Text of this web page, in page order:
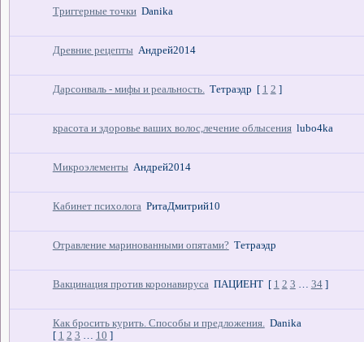
Триггерные точки Danika
Древние рецепты Андрей2014
Дарсонваль - мифы и реальность. Тетраэдр [ 1 2 ]
красота и здоровье ваших волос,лечение облысения lubo4ka
Микроэлементы Андрей2014
Кабинет психолога РитаДмитрий10
Отравление маринованными опятами? Тетраэдр
Вакцинация против коронавируса ПАЦИЕНТ [ 1 2 3 … 34 ]
Как бросить курить. Способы и предложения. Danika
[ 1 2 3 … 10 ]